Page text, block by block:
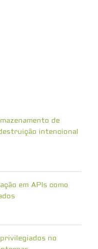
de
intencional
em APIs como
no